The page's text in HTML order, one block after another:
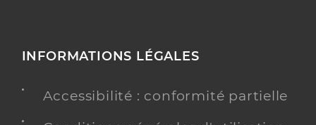
INFORMATIONS LÉGALES
Accessibilité : conformité partielle